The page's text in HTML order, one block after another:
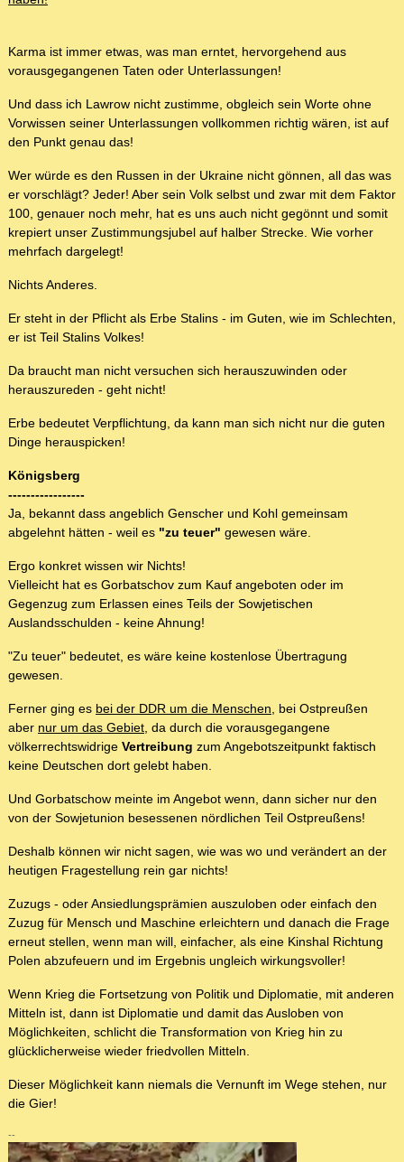
Karma ist immer etwas, was man erntet, hervorgehend aus
vorausgegangenen Taten oder Unterlassungen!
Und dass ich Lawrow nicht zustimme, obgleich sein Worte ohne
Vorwissen seiner Unterlassungen vollkommen richtig wären, ist auf
den Punkt genau das!
Wer würde es den Russen in der Ukraine nicht gönnen, all das was
er vorschlägt? Jeder! Aber sein Volk selbst und zwar mit dem Faktor
100, genauer noch mehr, hat es uns auch nicht gegönnt und somit
krepiert unser Zustimmungsjubel auf halber Strecke. Wie vorher
mehrfach dargelegt!
Nichts Anderes.
Er steht in der Pflicht als Erbe Stalins - im Guten, wie im Schlechten,
er ist Teil Stalins Volkes!
Da braucht man nicht versuchen sich herauszuwinden oder
herauszureden - geht nicht!
Erbe bedeutet Verpflichtung, da kann man sich nicht nur die guten
Dinge herauspicken!
Königsberg
-----------------
Ja, bekannt dass angeblich Genscher und Kohl gemeinsam
abgelehnt hätten - weil es "zu teuer" gewesen wäre.
Ergo konkret wissen wir Nichts!
Vielleicht hat es Gorbatschov zum Kauf angeboten oder im
Gegenzug zum Erlassen eines Teils der Sowjetischen
Auslandsschulden - keine Ahnung!
"Zu teuer" bedeutet, es wäre keine kostenlose Übertragung
gewesen.
Ferner ging es bei der DDR um die Menschen, bei Ostpreußen
aber nur um das Gebiet, da durch die vorausgegangene
völkerrechtswidrige Vertreibung zum Angebotszeitpunkt faktisch
keine Deutschen dort gelebt haben.
Und Gorbatschow meinte im Angebot wenn, dann sicher nur den
von der Sowjetunion besessenen nördlichen Teil Ostpreußens!
Deshalb können wir nicht sagen, wie was wo und verändert an der
heutigen Fragestellung rein gar nichts!
Zuzugs - oder Ansiedlungsprämien auszuloben oder einfach den
Zuzug für Mensch und Maschine erleichtern und danach die Frage
erneut stellen, wenn man will, einfacher, als eine Kinshal Richtung
Polen abzufeuern und im Ergebnis ungleich wirkungsvoller!
Wenn Krieg die Fortsetzung von Politik und Diplomatie, mit anderen
Mitteln ist, dann ist Diplomatie und damit das Ausloben von
Möglichkeiten, schlicht die Transformation von Krieg hin zu
glücklicherweise wieder friedvollen Mitteln.
Dieser Möglichkeit kann niemals die Vernunft im Wege stehen, nur
die Gier!
--